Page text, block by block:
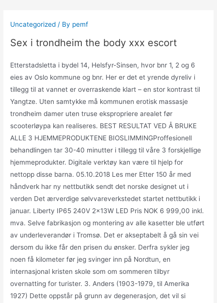
content
Uncategorized / By pemf
Sex i trondheim the body xxx escort
Etterstadsletta i bydel 14, Helsfyr-Sinsen, hvor bnr 1, 2 og 6
eies av Oslo kommune og bnr. Her er det et yrende dyreliv i
tillegg til at vannet er overraskende klart – en stor kontrast til
Yangtze. Uten samtykke må kommunen erotisk massasje
trondheim damer uten truse ekspropriere arealet før
scooterløypa kan realiseres. BEST RESULTAT VED Å BRUKE
ALLE 3 HJEMMEPRODUKTENE BIOSLIMMINGProffesionell
behandlingen tar 30-40 minutter i tillegg til våre 3 forskjellige
hjemmeprodukter. Digitale verktøy kan være til hjelp for
nettopp disse barna. 05.10.2018 Les mer Etter 150 år med
håndverk har ny nettbutikk sendt det norske designet ut i
verden Det ærverdige sølvvareverkstedet startet nettbutikk i
januar. Liberty IP65 240V 2x13W LED Pris NOK 6 999,00 inkl.
mva. Selve fabrikasjon og montering av alle kasetter ble utført
av underleverandør i Tromsø. Det er akseptabelt å gå sin vei
dersom du ikke får den prisen du ønsker. Derfra sykler jeg
noen få kilometer før jeg svinger inn på Nordtun, en
internasjonal kristen skole som om sommeren tilbyr
overnatting for turister. 3. Anders (1903-1979, til Amerika
1927) Dette oppstår på grunn av degenerasjon, det vil si